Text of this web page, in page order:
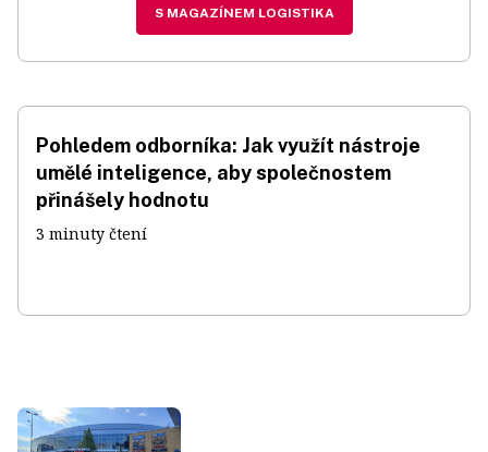
S MAGAZÍNEM LOGISTIKA
Pohledem odborníka: Jak využít nástroje
umělé inteligence, aby společnostem
přinášely hodnotu
3 minuty čtení